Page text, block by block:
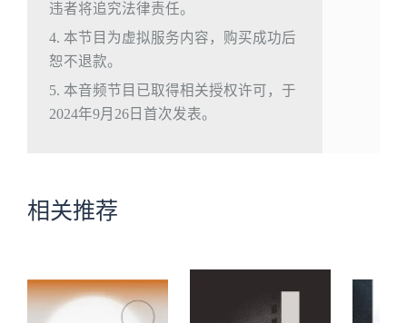
违者将追究法律责任。
4. 本节目为虚拟服务内容，购买成功后
恕不退款。
5. 本音频节目已取得相关授权许可，于
2024年9月26日首次发表。
相关推荐